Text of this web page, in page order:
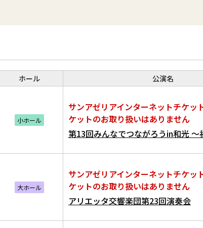
ホール 公演名
サンアゼリアインターネットチケッ
ケットのお取り扱いはありません
第13回みんなでつながろうin和光 ～
小ホール
サンアゼリアインターネットチケッ
ケットのお取り扱いはありません
アリエッタ交響楽団第23回演奏会
大ホール